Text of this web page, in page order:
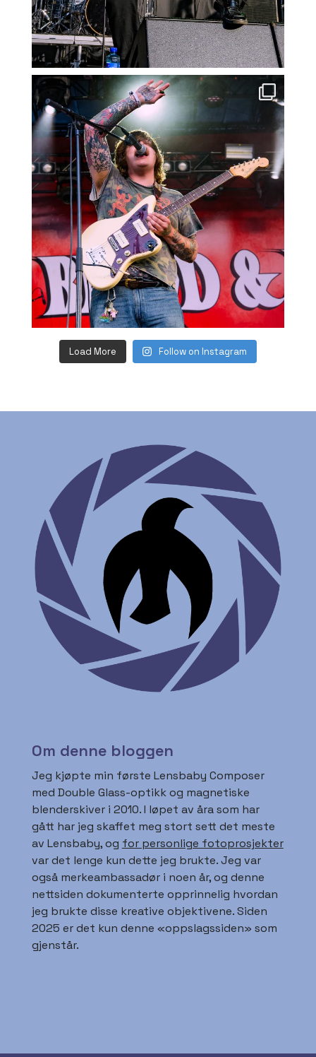
Load More Follow on Instagram
Om denne bloggen
Jeg kjøpte min første Lensbaby Composer
med Double Glass-optikk og magnetiske
blenderskiver i 2010. I løpet av åra som har
gått har jeg skaffet meg stort sett det meste
av Lensbaby, og for personlige fotoprosjekter
var det lenge kun dette jeg brukte. Jeg var
også merkeambassadør i noen år, og denne
nettsiden dokumenterte opprinnelig hvordan
jeg brukte disse kreative objektivene. Siden
2025 er det kun denne «oppslagssiden» som
gjenstår.